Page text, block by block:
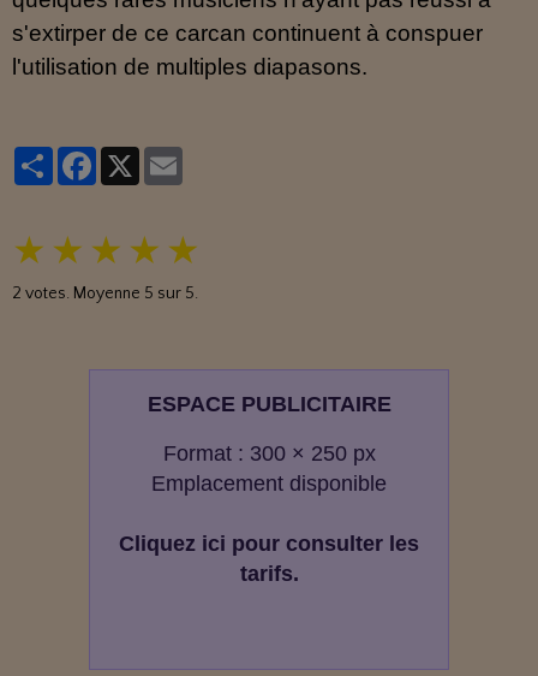
s'extirper de ce carcan continuent à conspuer
l'utilisation de multiples diapasons.
PartagerFacebook
★ ★ ★ ★ ★
2 votes. Moyenne 5 sur 5.
ESPACE PUBLICITAIRE
Format : 300 × 250 px
Emplacement disponible
Cliquez ici pour consulter les
tarifs.